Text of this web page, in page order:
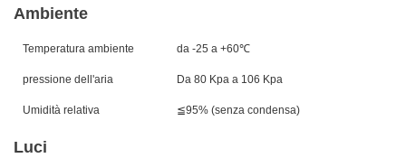
Ambiente
Temperatura ambiente da -25 a +60℃
pressione dell'aria Da 80 Kpa a 106 Kpa
Umidità relativa ≦95% (senza condensa)
Luci